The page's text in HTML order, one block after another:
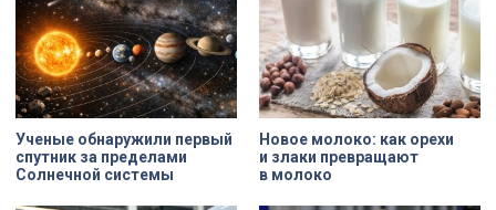
Ученые обнаружили первый
спутник за пределами
Солнечной системы
Новое молоко: как орехи
и злаки превращают
в молоко